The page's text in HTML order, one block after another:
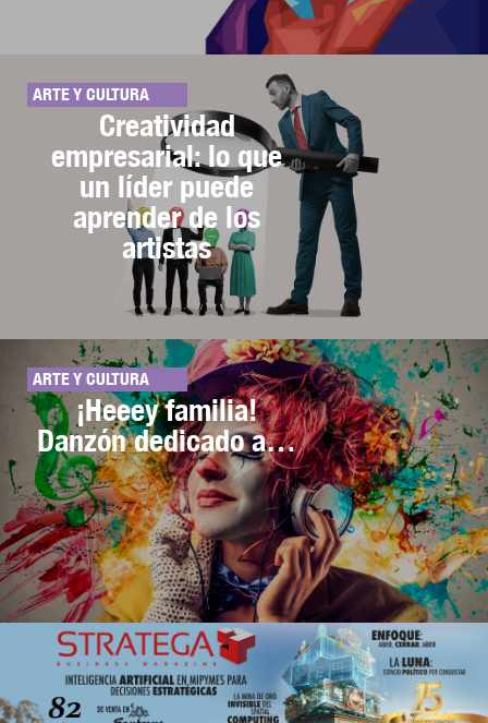
ARTE Y CULTURA
Creatividad
empresarial: lo que
un líder puede
aprender de los
artistas
ARTE Y CULTURA
¡Heeey familia!
Danzón dedicado a…